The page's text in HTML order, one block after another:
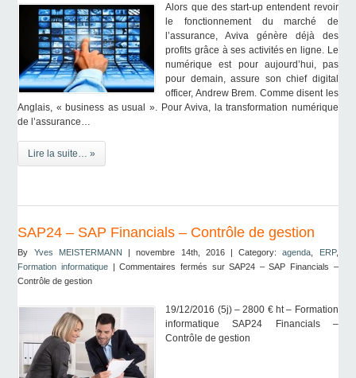
Alors que des start-up entendent revoir
le fonctionnement du marché de
l’assurance, Aviva génère déjà des
profits grâce à ses activités en ligne. Le
numérique est pour aujourd’hui, pas
pour demain, assure son chief digital
officer, Andrew Brem. Comme disent les
Anglais, « business as usual ». Pour Aviva, la transformation numérique
de l’assurance…
Lire la suite… »
SAP24 – SAP Financials – Contrôle de gestion
By Yves MEISTERMANN | novembre 14th, 2016 | Category:agenda ERP,
Formation informatique |Commentaires fermés sur SAP24 – SAP Financials –
Contrôle de gestion
19/12/2016 (5j) – 2800 € ht – Formation
informatique SAP24 Financials –
Contrôle de gestion